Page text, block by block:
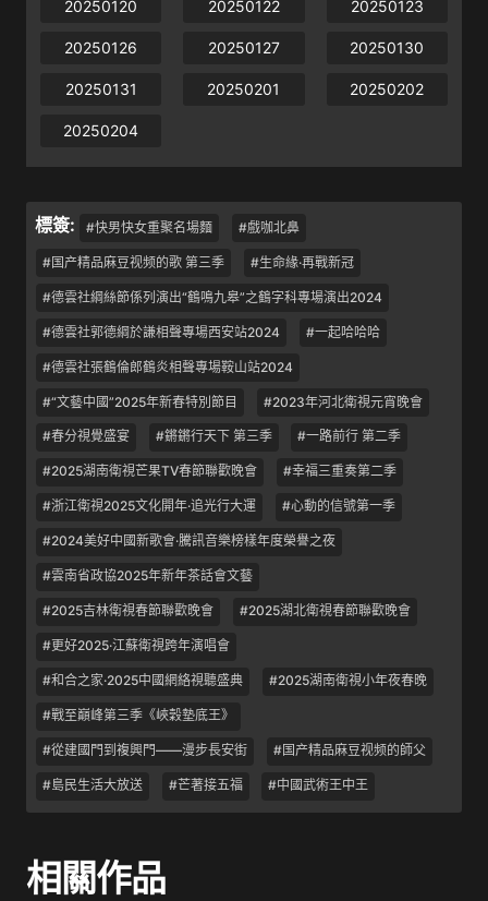
20250120 20250122 20250123
20250126 20250127 20250130
20250131 20250201 20250202
20250204
標簽: #快男快女重聚名場麵 #戲咖北鼻
#国产精品麻豆视频的歌 第三季 #生命緣·再戰新冠
#德雲社綱絲節係列演出“鶴鳴九皋”之鶴字科專場演出2024
#德雲社郭德綱於謙相聲專場西安站2024 #一起哈哈哈
#德雲社張鶴倫郎鶴炎相聲專場鞍山站2024
#“文藝中國”2025年新春特別節目 #2023年河北衛視元宵晚會
#春分視覺盛宴 #鏘鏘行天下 第三季 #一路前行 第二季
#2025湖南衛視芒果TV春節聯歡晚會 #幸福三重奏第二季
#浙江衛視2025文化開年·追光行大運 #心動的信號第一季
#2024美好中國新歌會·騰訊音樂榜樣年度榮譽之夜
#雲南省政協2025年新年茶話會文藝
#2025吉林衛視春節聯歡晚會 #2025湖北衛視春節聯歡晚會
#更好2025·江蘇衛視跨年演唱會
#和合之家·2025中國網絡視聽盛典 #2025湖南衛視小年夜春晚
#戰至巔峰第三季《峽穀墊底王》
#從建國門到複興門——漫步長安街 #国产精品麻豆视频的師父
#島民生活大放送 #芒著接五福 #中國武術王中王
相關作品